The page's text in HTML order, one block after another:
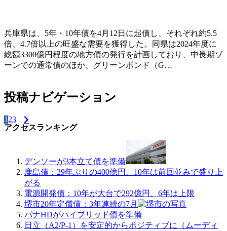
兵庫県は、5年・10年債を4月12日に起債し、それぞれ約5.5
倍、4.7倍以上の旺盛な需要を獲得した。同県は2024年度に
総額3300億円程度の地方債の発行を計画しており、中長期ゾ
ーンでの通常債のほか、グリーンボンド（G…
投稿ナビゲーション
1 23
アクセスランキング
デンソーが3本立て債を準備
鹿島債：29年ぶりの400億円、10年は前回並みで盛り上
がる
電源開発債：10年が大台で292億円、6年は上限
堺市20年定償債：3年連続の7月
パナHDがハイブリッド債を準備
日立（A2/P-1）を安定的からポジティブに（ムーディ